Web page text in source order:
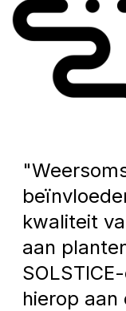
kwaliteit
aan
hierop